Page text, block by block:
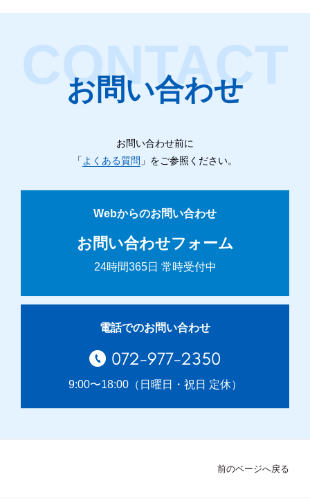
お問い合わせ
お問い合わせ前に
「 よくある質問 」をご参照ください。
Webからのお問い合わせ
お問い合わせフォーム
24時間365日 常時受付中
電話でのお問い合わせ
072-977-2350
9:00〜18:00（日曜日・祝日 定休）
前のページへ戻る